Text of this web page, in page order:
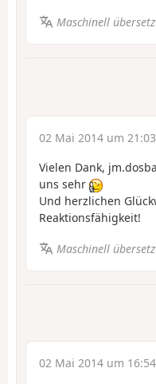
Maschinell
02 Mai 2014 um 21:03
Vielen Dank,
uns sehr
Und herzlichen
Reaktionsfähigkeit!
Maschinell
02 Mai 2014 um 16:54